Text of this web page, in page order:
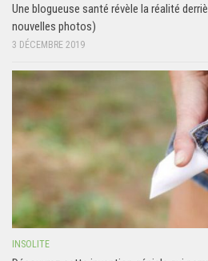
Une blogueuse santé révèle la réalité
nouvelles photos)
3 DÉCEMBRE 2019
INSOLITE